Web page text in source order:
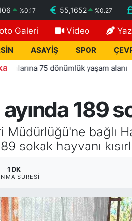
%0.17 55,1652 %0.27
Galeri Video
ASAYİŞ SPOR
75 dönümlük yaşam alanı
189
Müdürlüğü'ne bağlı
sokak hayvanı
1 DK
SÜRESI